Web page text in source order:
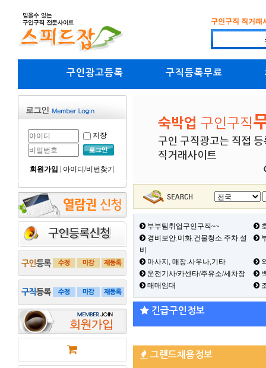
구인구직 직거래
구인광고등록 구직등록무료
저장
회원가입 아이디/비번찾기
부부팀취업구인구직~~
경비보안.미화.건물청소.주차.설
비
마사지, 매장.사우나,기타
운전기사/카센타/주유소/세차장
매매임대
긴급구인정보
그랜드채용정보